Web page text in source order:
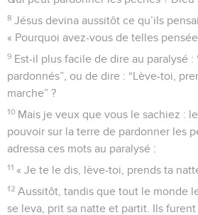
8 Jésus devina aussitôt ce qu’ils
« Pourquoi avez-vous de telles
9 Est-il plus facile de dire au paralysé :
pardonnés”, ou de dire : “Lève-toi,
marche” ?
10 Mais je veux que vous le sachiez :
pouvoir sur la terre de pardonner les
adressa ces mots au paralysé :
11 « Je te le dis, lève-toi, prends ta
12 Aussitôt, tandis que tout le monde
se leva, prit sa natte et partit. Ils